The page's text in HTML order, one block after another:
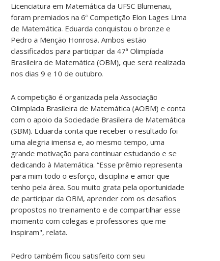
Licenciatura em Matemática da UFSC Blumenau,
foram premiados na 6ª Competição Elon Lages Lima
de Matemática. Eduarda conquistou o bronze e
Pedro a Menção Honrosa. Ambos estão
classificados para participar da 47ª Olimpíada
Brasileira de Matemática (OBM), que será realizada
nos dias 9 e 10 de outubro.
A competição é organizada pela Associação
Olimpíada Brasileira de Matemática (AOBM) e conta
com o apoio da Sociedade Brasileira de Matemática
(SBM). Eduarda conta que receber o resultado foi
uma alegria imensa e, ao mesmo tempo, uma
grande motivação para continuar estudando e se
dedicando à Matemática. “Esse prêmio representa
para mim todo o esforço, disciplina e amor que
tenho pela área. Sou muito grata pela oportunidade
de participar da OBM, aprender com os desafios
propostos no treinamento e de compartilhar esse
momento com colegas e professores que me
inspiram", relata.
Pedro também ficou satisfeito com seu